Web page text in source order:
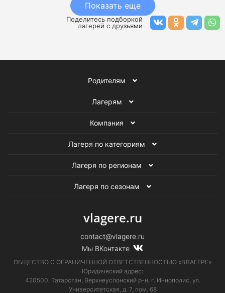
Показать еще
Поделитесь подборкой
лагерей с друзьями
Родителям
Лагерям
Компания
Лагеря по категориям
Лагеря по регионам
Лагеря по сезонам
vlagere.ru
contact@vlagere.ru
Мы ВКонтакте
ОБЩЕСТВО С ОГРАНИЧЕННОЙ ОТВЕТСТВЕННОСТЬЮ «ВЛАГЕРЕ»
Юридический адрес:
420500, Татарстан, Верхнеуслонский р-н, г. Иннополис, ул.
Университетская, д. 7, пом. 68